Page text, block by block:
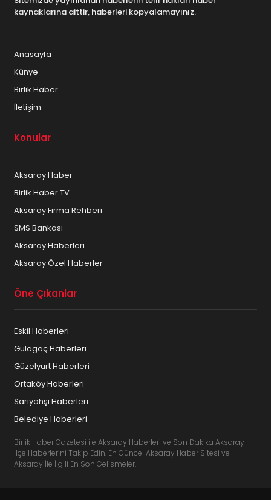
kaynaklarına aittir, haberleri kopyalamayınız.
Anasayfa
Künye
Birlik Haber
İletişim
Konular
Aksaray Haber
Birlik Haber TV
Aksaray Firma Rehberi
SMS Bankası
Aksaray Haberleri
Aksaray Özel Haberler
Öne Çıkanlar
Eskil Haberleri
Gülağaç Haberleri
Güzelyurt Haberleri
Ortaköy Haberleri
Sarıyahşi Haberleri
Belediye Haberleri
Birlik Haber Gazetesi ile Aksaray Haberleri ve Son Dakika Aksaray
İlçe Haberlerini Takip Edin. En Güncel Aksaray Haber Sitesi ve
Aksaray İle İlgili En Son Gelişmeler.